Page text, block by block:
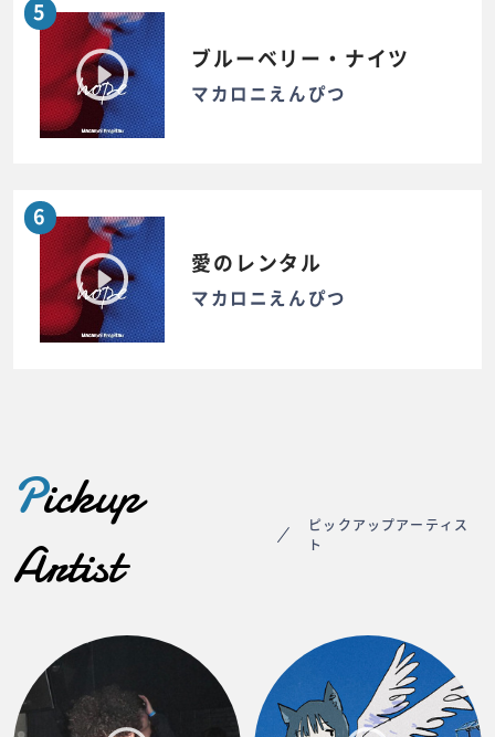
5
ブルーベリー・ナイツ
マカロニえんぴつ
6
愛のレンタル
マカロニえんぴつ
Pickup
Artist
ピックアップアーティス
ト